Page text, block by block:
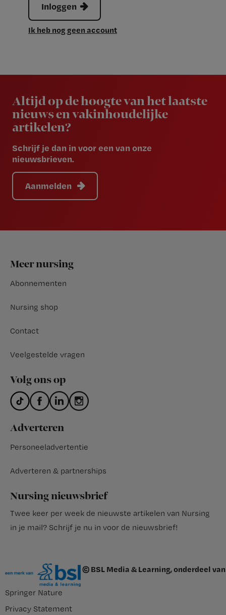
Inloggen
Ik heb nog geen account
Altijd op de hoogte van het laatste
nieuws en vakinhoudelijke
artikelen?
Schrijf je dan in voor een van onze
nieuwsbrieven.
Aanmelden
Footer
Meer nursing
Abonnementen
Nursing shop
Contact
Veelgestelde vragen
Volg ons op
Adverteren
Personeeladvertentie
Adverteren & partnerships
Nursing nieuwsbrief
Twee keer per week de nieuwste artikelen van Nursing
in je mail? Schrijf je nu in voor de nieuwsbrief!
© BSL Media & Learning, onderdeel van
Springer Nature
Privacy Statement